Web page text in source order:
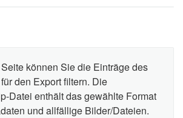
können Sie die Einträge des
den Export filtern. Die
Datei enthält das gewählte Format
und allfällige Bilder/Dateien.